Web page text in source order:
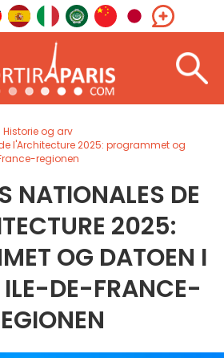
Historie og arv
l'Architecture 2025: programmet og
regionen
NATIONALES DE
2025:
OG DATOEN I
ILE-DE-FRANCE-